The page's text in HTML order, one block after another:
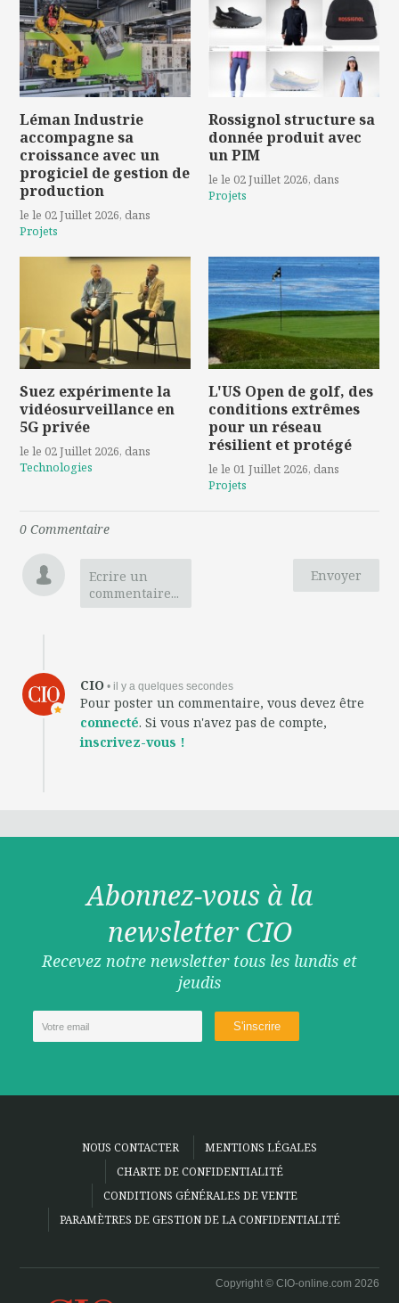
Léman Industrie
accompagne sa
croissance avec un
progiciel de gestion de
production
le le 02 Juillet 2026, dans
Projets
Rossignol structure sa
donnée produit avec
un PIM
le le 02 Juillet 2026, dans
Projets
Suez expérimente la
vidéosurveillance en
5G privée
le le 02 Juillet 2026, dans
Technologies
L'US Open de golf, des
conditions extrêmes
pour un réseau
résilient et protégé
le le 01 Juillet 2026, dans
Projets
0 Commentaire
Envoyer
Ecrire un
commentaire...
CIO • il y a quelques secondes
Pour poster un commentaire, vous devez être
connecté. Si vous n'avez pas de compte,
inscrivez-vous !
Abonnez-vous à la
newsletter CIO
Recevez notre newsletter tous les lundis et
jeudis
NOUS CONTACTER
MENTIONS LÉGALES
CHARTE DE CONFIDENTIALITÉ
CONDITIONS GÉNÉRALES DE VENTE
PARAMÈTRES DE GESTION DE LA CONFIDENTIALITÉ
Copyright © CIO-online.com 2026